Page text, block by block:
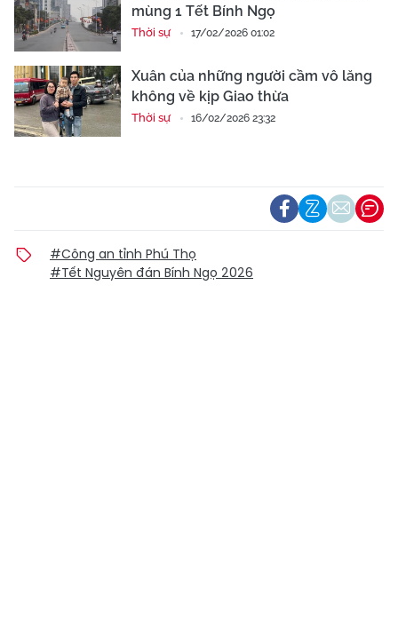
mùng 1 Tết Bính Ngọ
Thời sự 17/02/2026 01:02
Xuân của những người cầm vô lăng
không về kịp Giao thừa
Thời sự 16/02/2026 23:32
#Công an tỉnh Phú Thọ
#Tết Nguyên đán Bính Ngọ 2026